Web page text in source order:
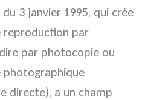
3 janvier 1995, qui crée
reproduction par
par photocopie ou
directe), a un champ